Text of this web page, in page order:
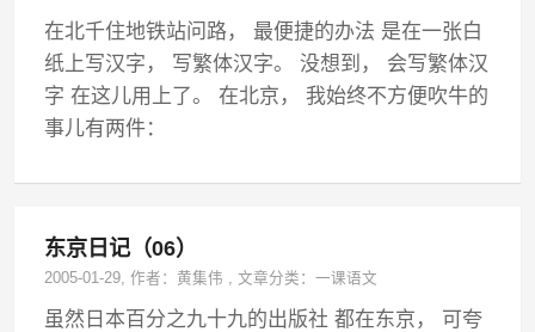
在北千住地铁站问路， 最便捷的办法 是在一张白
纸上写汉字， 写繁体汉字。 没想到， 会写繁体汉
字 在这儿用上了。 在北京， 我始终不方便吹牛的
事儿有两件：
东京日记（06）
2005-01-29, 作者：黄集伟 ,文章分类：一课语文
虽然日本百分之九十九的出版社 都在东京， 可夸